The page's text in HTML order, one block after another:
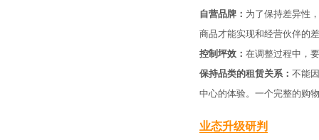
自营品牌： 为了保持差异性
商品才能实现和经营伙伴的
控制坪效： 在调整过程中，
保持品类的租赁关系： 不能
中心的体验。一个完整的购
业态升级研判